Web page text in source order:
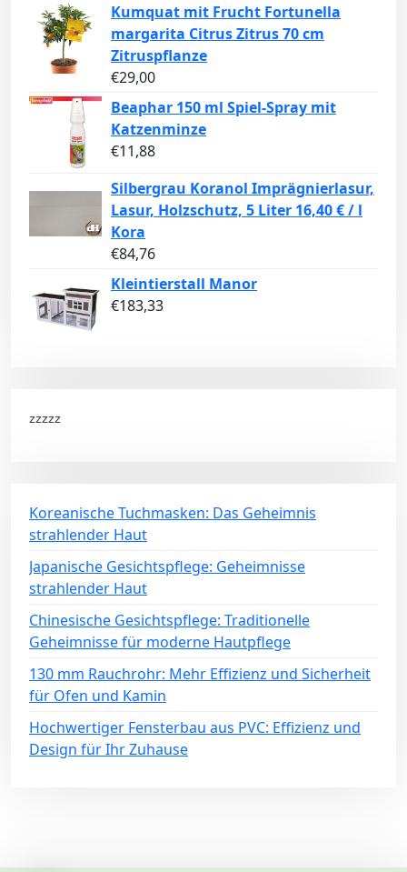
Kumquat mit Frucht Fortunella
margarita Citrus Zitrus 70 cm
Zitruspflanze
€29,00
Beaphar 150 ml Spiel-Spray mit
Katzenminze
€11,88
Silbergrau Koranol Imprägnierlasur,
Lasur, Holzschutz, 5 Liter 16,40 € / l
Kora
€84,76
Kleintierstall Manor
€183,33
zzzzz
Koreanische Tuchmasken: Das Geheimnis
strahlender Haut
Japanische Gesichtspflege: Geheimnisse
strahlender Haut
Chinesische Gesichtspflege: Traditionelle
Geheimnisse für moderne Hautpflege
130 mm Rauchrohr: Mehr Effizienz und Sicherheit
für Ofen und Kamin
Hochwertiger Fensterbau aus PVC: Effizienz und
Design für Ihr Zuhause